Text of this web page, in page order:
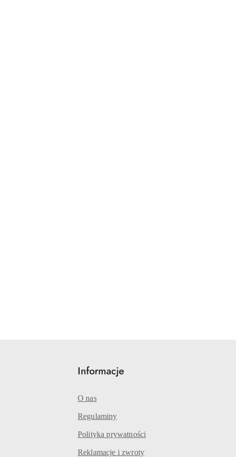
Informacje
O nas
Regulaminy
Polityka prywatności
Reklamacje i zwroty